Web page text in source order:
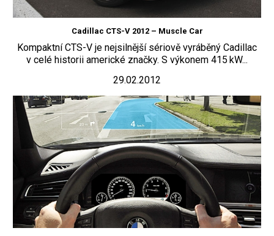
Cadillac CTS-V 2012 – Muscle Car
Kompaktní CTS-V je nejsilnější sériově vyráběný Cadillac
v celé historii americké značky. S výkonem 415 kW...
29.02.2012